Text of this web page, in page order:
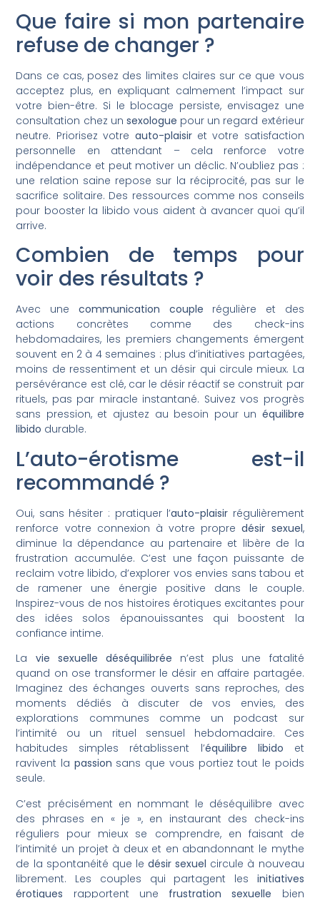
Que faire si mon partenaire
refuse de changer ?
Dans ce cas, posez des limites claires sur ce que vous
acceptez plus, en expliquant calmement l’impact sur
votre bien-être. Si le blocage persiste, envisagez une
consultation chez un sexologue pour un regard extérieur
neutre. Priorisez votre auto-plaisiret votre satisfaction
personnelle en attendant – cela renforce votre
indépendance et peut motiver un déclic. N’oubliez pas :
une relation saine repose sur la réciprocité, pas sur le
sacrifice solitaire. Des ressources comme nos conseils
pour booster la libido vous aident à avancer quoi qu’il
arrive.
Combien de temps pour
voir des résultats ?
Avec une communication couple régulière et des
actions concrètes comme des check-ins
hebdomadaires, les premiers changements émergent
souvent en 2 à 4 semaines : plus d’initiatives partagées,
moins de ressentiment et un désir qui circule mieux. La
persévérance est clé, car le désir réactif se construit par
rituels, pas par miracle instantané. Suivez vos progrès
sans pression, et ajustez au besoin pour un équilibre
libido durable.
L’auto-érotisme est-il
recommandé ?
Oui, sans hésiter : pratiquer l’auto-plaisir régulièrement
renforce votre connexion à votre propredésir sexuel,
diminue la dépendance au partenaire et libère de la
frustration accumulée. C’est une façon puissante de
reclaim votre libido, d’explorer vos envies sans tabou et
de ramener une énergie positive dans le couple.
Inspirez-vous de nos histoires érotiques excitantes pour
des idées solos épanouissantes qui boostent la
confiance intime.
La vie sexuelle déséquilibrée n’est plus une fatalité
quand on ose transformer le désir en affaire partagée.
Imaginez des échanges ouverts sans reproches, des
moments dédiés à discuter de vos envies, des
explorations communes comme un podcast sur
l’intimité ou un rituel sensuel hebdomadaire. Ces
habitudes simples rétablissent l’équilibre libido et
ravivent la passion sans que vous portiez tout le poids
seule.
C’est précisément en nommant le déséquilibre avec
des phrases en « je », en instaurant des check-ins
réguliers pour mieux se comprendre, en faisant de
l’intimité un projet à deux et en abandonnant le mythe
de la spontanéité que ledésir sexuel circule à nouveau
librement. Les couples qui partagent les initiatives
érotiques rapportent une frustration sexuelle bien